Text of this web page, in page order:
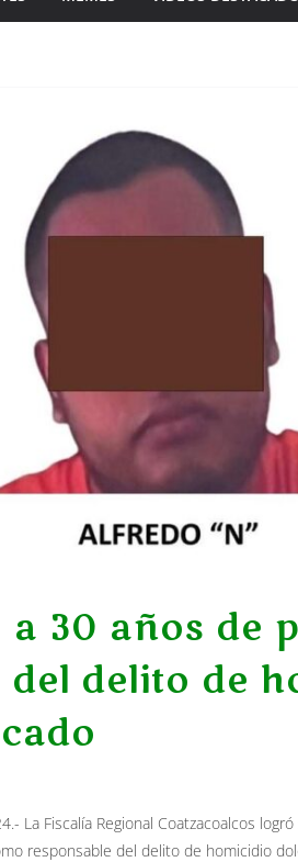
a 30 años de
del delito de
La Fiscalía Regional Coatzacoalcos
responsable del delito de homicidio